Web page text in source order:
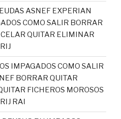
ASNEF EXPERIAN
COMO SALIR BORRAR
QUITAR ELIMINAR
IMPAGADOS COMO SALIR
BORRAR QUITAR
FICHEROS MOROSOS
RAI